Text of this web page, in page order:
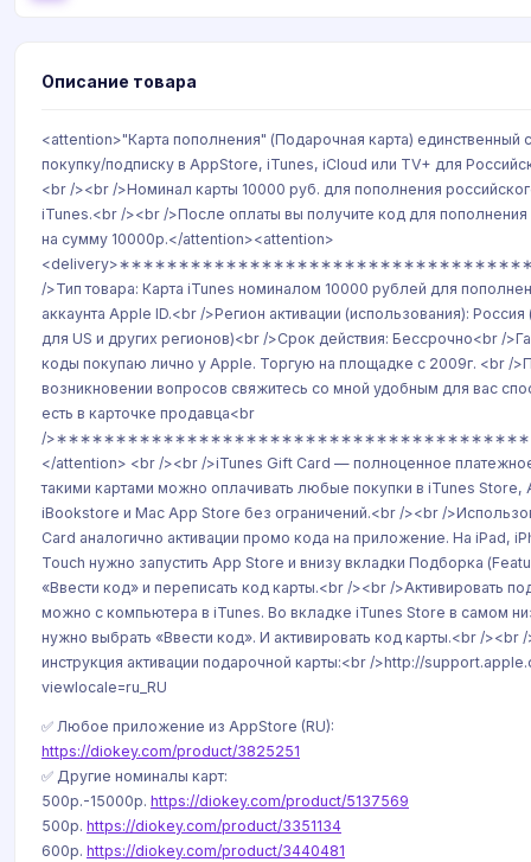
Описание товара
<attention>"Карта пополнения" (Подарочная карта) единственный
покупку/подписку в AppStore, iTunes, iCloud или TV+ для
<br /><br />Номинал карты 10000 руб. для пополнения
iTunes.<br /><br />После оплаты вы получите код для пополнения
на сумму 10000р.</attention><attention>
/>Тип товара: Карта iTunes номиналом 10000 рублей для
аккаунта Apple ID.<br />Регион активации (использования):
для US и других регионов)<br />Срок действия: Бессрочно<br /
коды покупаю лично у Apple. Торгую на площадке с 2009г. <br /
возникновении вопросов свяжитесь со мной удобным для вас
есть в карточке продавца<br
/
</attention> <br /><br />iTunes Gift Card — полноценное
такими картами можно оплачивать любые покупки в iTunes Store,
iBookstore и Mac App Store без ограничений.<br /><br /
Card аналогично активации промо кода на приложение. На iPad,
Touch нужно запустить App Store и внизу вкладки Подборка
«Ввести код» и переписать код карты.<br /><br />Активировать
можно с компьютера в iTunes. Во вкладке iTunes Store в самом
нужно выбрать «Ввести код». И активировать код карты.<br /><br
инструкция активации подарочной карты:<br />http://
viewlocale=ru_RU
✅ Любое приложение из AppStore (RU):
https://diokey.com/product/3825251
✅ Другие номиналы карт:
500р.-15000р. https://diokey.com/product/5137569
500р. https://diokey.com/product/3351134
600р. https://diokey.com/product/3440481